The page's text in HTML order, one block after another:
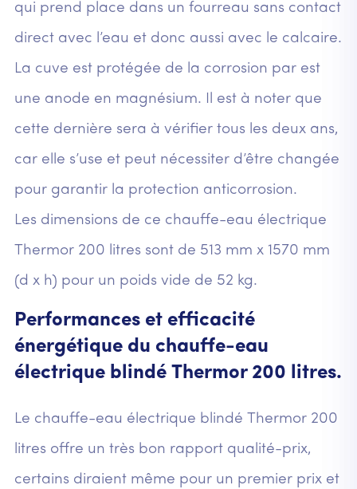
qui prend place dans un fourreau sans contact
direct avec l’eau et donc aussi avec le calcaire.
La cuve est protégée de la corrosion par est
une anode en magnésium. Il est à noter que
cette dernière sera à vérifier tous les deux ans,
car elle s’use et peut nécessiter d’être changée
pour garantir la protection anticorrosion.
Les dimensions de ce chauffe-eau électrique
Thermor 200 litres sont de 513 mm x 1570 mm
(d x h) pour un poids vide de 52 kg.
Performances et efficacité
énergétique du chauffe-eau
électrique blindé Thermor 200 litres.
Le chauffe-eau électrique blindé Thermor 200
litres offre un très bon rapport qualité-prix,
certains diraient même pour un premier prix et